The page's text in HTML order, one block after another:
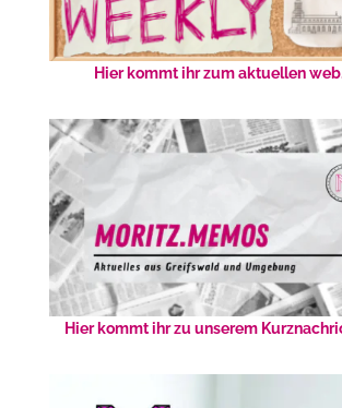
Hier kommt ihr zum aktuellen
Hier kommt ihr zu unserem